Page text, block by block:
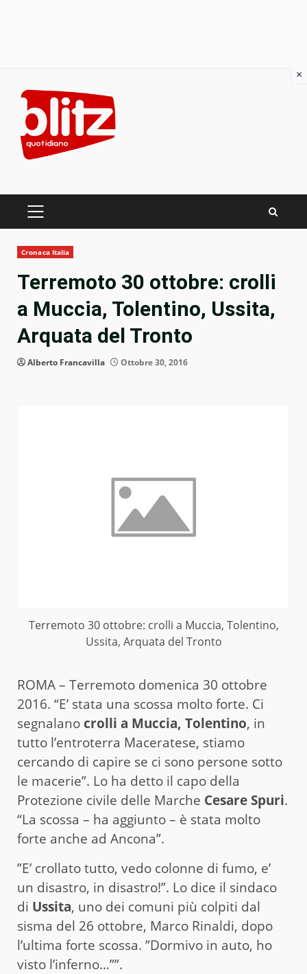
content
PRIMARY
Cronaca Italia
Terremoto 30 ottobre: crolli
a Muccia, Tolentino, Ussita,
Arquata del Tronto
Alberto Francavilla Ottobre 30, 2016
Terremoto 30 ottobre: crolli a Muccia, Tolentino,
Ussita, Arquata del Tronto
ROMA – Terremoto domenica 30 ottobre
2016. “E’ stata una scossa molto forte. Ci
segnalano crolli a Muccia, Tolentino, in
tutto l’entroterra Maceratese, stiamo
cercando di capire se ci sono persone sotto
le macerie”. Lo ha detto il capo della
Protezione civile delle Marche Cesare Spuri.
“La scossa – ha aggiunto – è stata molto
forte anche ad Ancona”.
”E’ crollato tutto, vedo colonne di fumo, e’
un disastro, in disastro!”. Lo dice il sindaco
di Ussita, uno dei comuni più colpiti dal
sisma del 26 ottobre, Marco Rinaldi, dopo
l’ultima forte scossa. ”Dormivo in auto, ho
visto l’inferno…””.
×